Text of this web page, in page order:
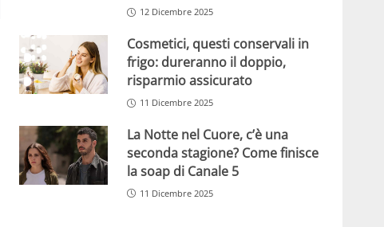
12 Dicembre 2025
Cosmetici, questi conservali in
frigo: dureranno il doppio,
risparmio assicurato
11 Dicembre 2025
La Notte nel Cuore, c’è una
seconda stagione? Come finisce
la soap di Canale 5
11 Dicembre 2025